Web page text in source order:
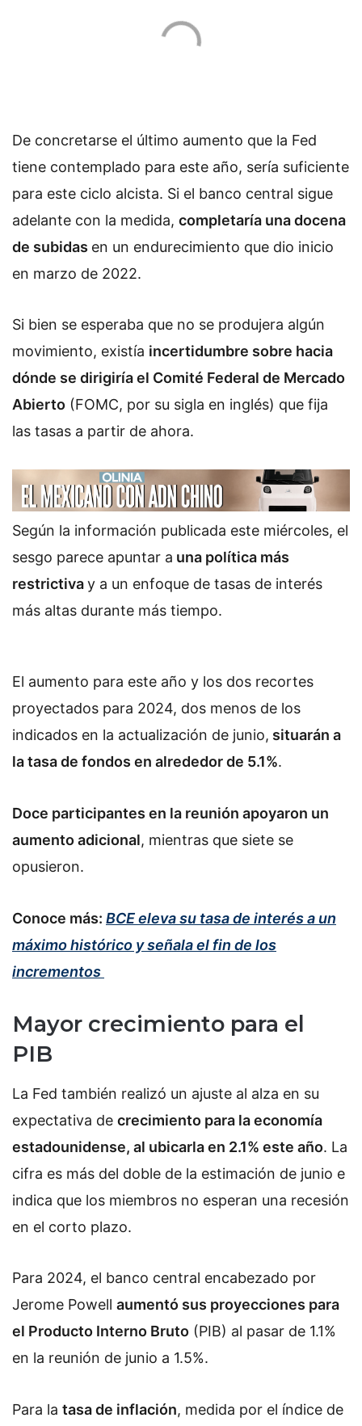
De concretarse el último aumento que la Fed
tiene contemplado para este año, sería suficiente
para este ciclo alcista. Si el banco central sigue
adelante con la medida, completaría una docena
de subidas en un endurecimiento que dio inicio
en marzo de 2022.
Si bien se esperaba que no se produjera algún
movimiento, existía incertidumbre sobre hacia
dónde se dirigiría el Comité Federal de Mercado
Abierto (FOMC, por su sigla en inglés) que fija
las tasas a partir de ahora.
Según la información publicada este miércoles, el
sesgo parece apuntar a una política más
restrictivay a un enfoque de tasas de interés
más altas durante más tiempo.
El aumento para este año y los dos recortes
proyectados para 2024, dos menos de los
indicados en la actualización de junio, situarán a
la tasa de fondos en alrededor de 5.1%.
Doce participantes en la reunión apoyaron un
aumento adicional, mientras que siete se
opusieron.
Conoce más: BCE eleva su tasa de interés a un
máximo histórico y señala el fin de los
incrementos
Mayor crecimiento para el
PIB
La Fed también realizó un ajuste al alza en su
expectativa de crecimiento para la economía
estadounidense, al ubicarla en 2.1% este año. La
cifra es más del doble de la estimación de junio e
indica que los miembros no esperan una recesión
en el corto plazo.
Para 2024, el banco central encabezado por
Jerome Powell aumentó sus proyecciones para
el Producto Interno Bruto (PIB) al pasar de 1.1%
en la reunión de junio a 1.5%.
Para la tasa de inflación, medida por el índice de